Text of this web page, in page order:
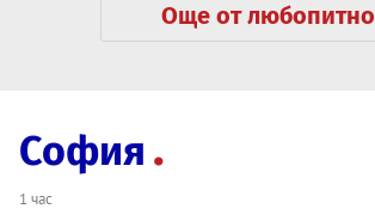
Още от любопитно
София
1 час